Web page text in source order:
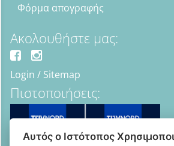
Φόρμα απογραφής
Ακολουθήστε μας:
Login / Sitemap
Πιστοποιήσεις:
Αυτός ο Ιστότοπος